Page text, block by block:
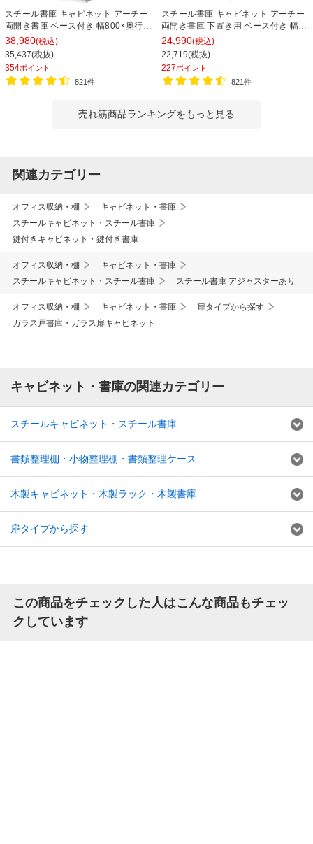
スチール書庫 キャビネット アーチー
両開き書庫 ベース付き 幅800×奥行
400×高さ1850mm
38,980(税込)
35,437(税抜)
354ポイント
821件
スチール書庫 キャビネット アーチー
両開き書庫 下置き用 ベース付き 幅
800×奥行400×高さ1100mm
24,990(税込)
22,719(税抜)
227ポイント
821件
売れ筋商品ランキングをもっと見る
関連カテゴリー
オフィス収納・棚
キャビネット・書庫
スチールキャビネット・スチール書庫
鍵付きキャビネット・鍵付き書庫
オフィス収納・棚
キャビネット・書庫
スチールキャビネット・スチール書庫
スチール書庫 アジャスターあり
オフィス収納・棚 キャビネット・書庫
扉タイプから探す
ガラス戸書庫・ガラス扉キャビネット
キャビネット・書庫の関連カテゴリー
スチールキャビネット・スチール書庫
書類整理棚・小物整理棚・書類整理ケース
木製キャビネット・木製ラック・木製書庫
扉タイプから探す
この商品をチェックした人はこんな商品もチェッ
クしています